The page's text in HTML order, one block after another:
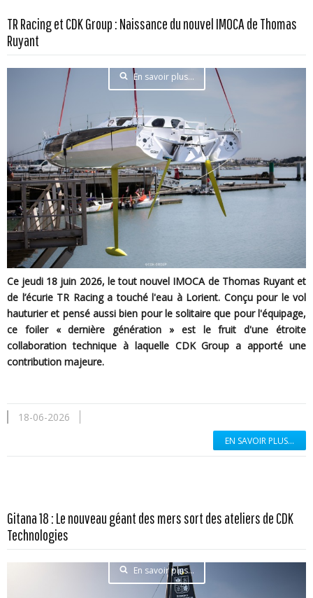
TR Racing et CDK Group : Naissance du nouvel IMOCA de Thomas
Ruyant
En savoir plus...
Ce jeudi 18 juin 2026, le tout nouvel IMOCA de Thomas Ruyant et
de l’écurie TR Racing a touché l'eau à Lorient. Conçu pour le vol
hauturier et pensé aussi bien pour le solitaire que pour l'équipage,
ce foiler « dernière génération » est le fruit d'une étroite
collaboration technique à laquelle CDK Group a apporté une
contribution majeure.
18-06-2026
EN SAVOIR PLUS...
Gitana 18 : Le nouveau géant des mers sort des ateliers de CDK
Technologies
En savoir plus...